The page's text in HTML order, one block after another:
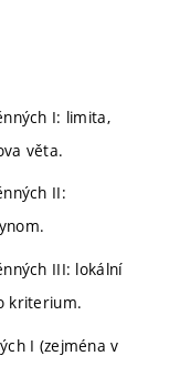
I: limita,
věta.
II:
III: lokální
kriterium.
I (zejména v